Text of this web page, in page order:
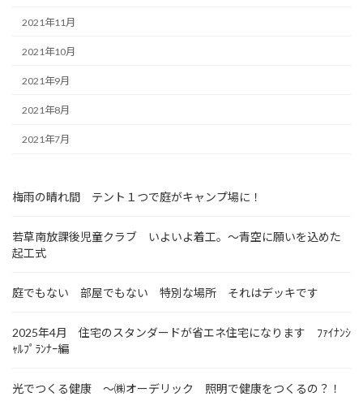
2021年11月
2021年10月
2021年9月
2021年8月
2021年7月
梅雨の晴れ間 テント１つで庭がキャンプ場に！
若草南放課後児童クラブ いよいよ着工。～青空に願いを込めた
起工式
庭でもない 部屋でもない 特別な場所 それはデッキです
2025年4月 住宅のスタンダードが省エネ住宅になります ﾌｧｲﾅﾝｼ
ｬﾙﾌﾟﾗﾝﾅｰ編
光でつくる健康 ～㈱オーデリック 照明で健康をつくるの？！